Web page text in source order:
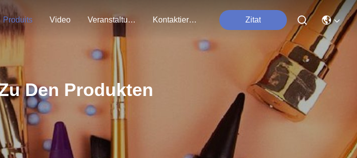
Produits Video Veranstaltungen Kontaktieren Sie Uns Zitat
Den Produkten